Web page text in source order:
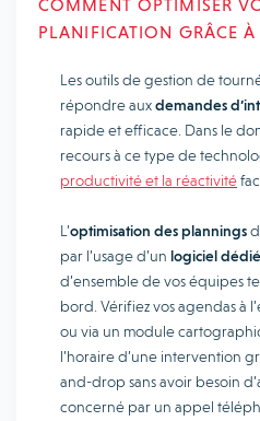
COMMENT OPTIMISER
PLANIFICATION GRÂCE
Les outils de gestion de
répondre auxdemandes
rapide et efficace. Dans le
recours à ce type de
productivité et la réactivité
L’optimisation des plannings
par l’usage d’un logiciel dédié
d’ensemble de vos équipes
bord. Vérifiez vos agendas à
ou via un module
l’horaire d’une intervention
and-drop sans avoir besoin
concerné par un appel